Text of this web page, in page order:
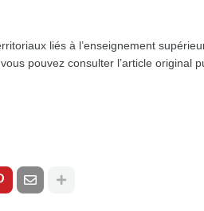
liés à l’enseignement
pouvez consulter l’article original